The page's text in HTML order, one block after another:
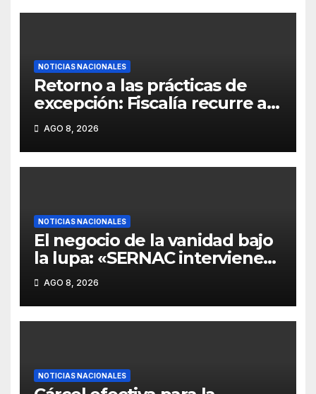
NOTICIAS NACIONALES
Retorno a las prácticas de
excepción: Fiscalía recurre a
la figura de «fiscales sin
rostro» en causa vinculada a
defensora de Derechos
Humanos.
AGO 8, 2026
NOTICIAS NACIONALES
El negocio de la vanidad bajo
la lupa: «SERNAC interviene
centros de estética ante
ofertas engañosas y riesgos a
la salud»
AGO 8, 2026
NOTICIAS NACIONALES